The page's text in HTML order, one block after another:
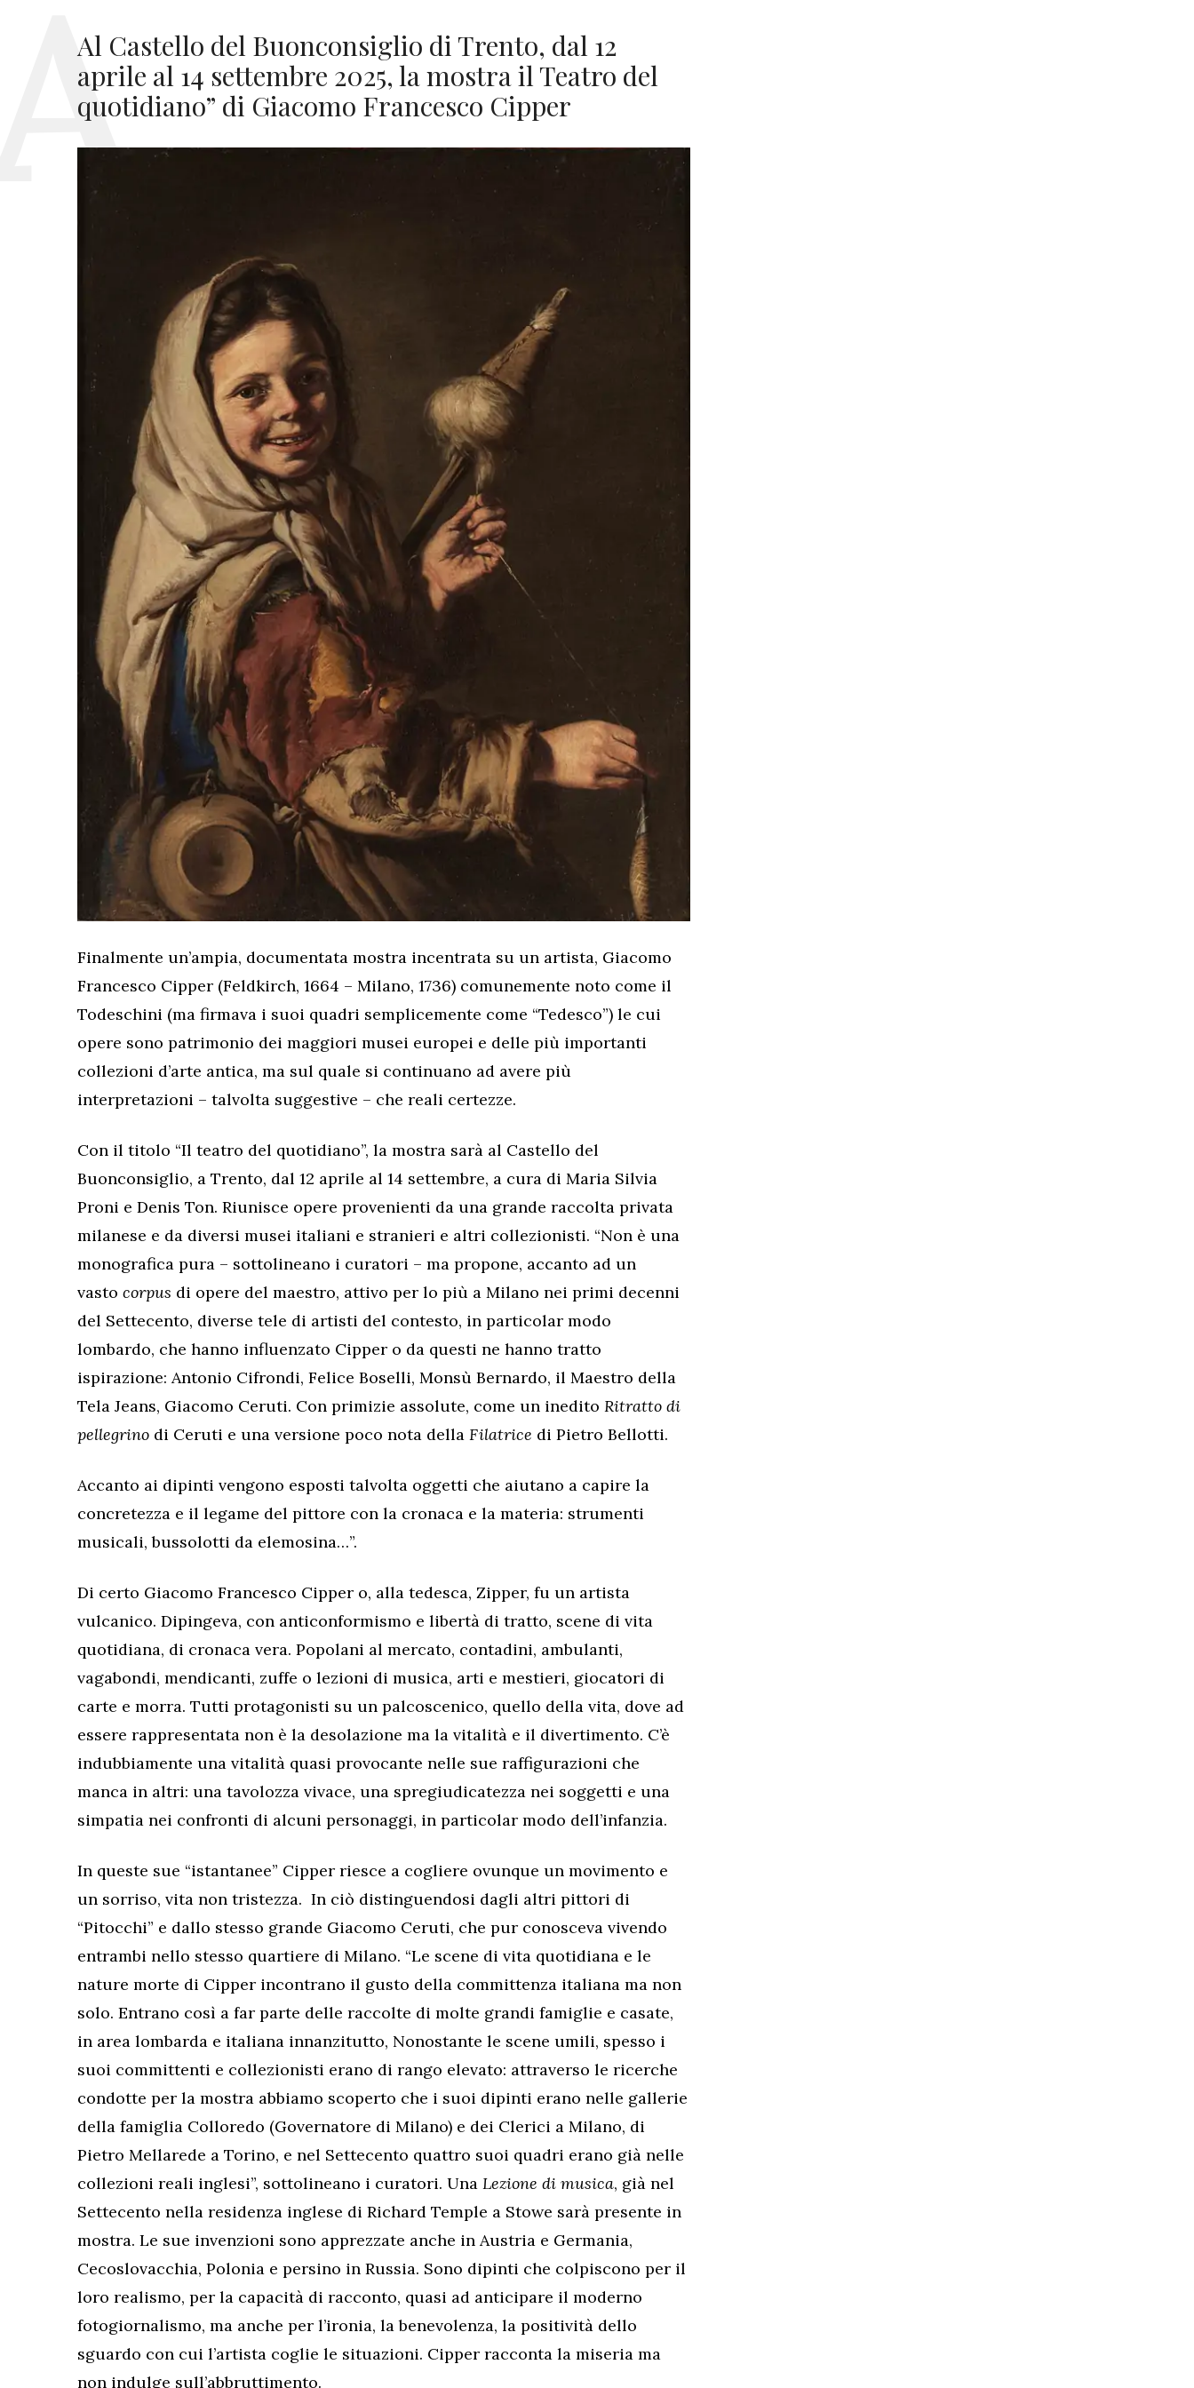
Al Castello del Buonconsiglio di Trento, dal 12
aprile al 14 settembre 2025, la mostra il Teatro del
quotidiano” di Giacomo Francesco Cipper
Finalmente un’ampia, documentata mostra incentrata su un artista, Giacomo
Francesco Cipper (Feldkirch, 1664 – Milano, 1736) comunemente noto come il
Todeschini (ma firmava i suoi quadri semplicemente come “Tedesco”) le cui
opere sono patrimonio dei maggiori musei europei e delle più importanti
collezioni d’arte antica, ma sul quale si continuano ad avere più
interpretazioni – talvolta suggestive – che reali certezze.
Con il titolo “Il teatro del quotidiano”, la mostra sarà al Castello del
Buonconsiglio, a Trento, dal 12 aprile al 14 settembre, a cura di Maria Silvia
Proni e Denis Ton. Riunisce opere provenienti da una grande raccolta privata
milanese e da diversi musei italiani e stranieri e altri collezionisti. “Non è una
monografica pura – sottolineano i curatori – ma propone, accanto ad un
vasto corpus di opere del maestro, attivo per lo più a Milano nei primi decenni
del Settecento, diverse tele di artisti del contesto, in particolar modo
lombardo, che hanno influenzato Cipper o da questi ne hanno tratto
ispirazione: Antonio Cifrondi, Felice Boselli, Monsù Bernardo, il Maestro della
Tela Jeans, Giacomo Ceruti. Con primizie assolute, come un inedito Ritratto di
pellegrino di Ceruti e una versione poco nota della Filatrice di Pietro Bellotti.
Accanto ai dipinti vengono esposti talvolta oggetti che aiutano a capire la
concretezza e il legame del pittore con la cronaca e la materia: strumenti
musicali, bussolotti da elemosina…”.
Di certo Giacomo Francesco Cipper o, alla tedesca, Zipper, fu un artista
vulcanico. Dipingeva, con anticonformismo e libertà di tratto, scene di vita
quotidiana, di cronaca vera. Popolani al mercato, contadini, ambulanti,
vagabondi, mendicanti, zuffe o lezioni di musica, arti e mestieri, giocatori di
carte e morra. Tutti protagonisti su un palcoscenico, quello della vita, dove ad
essere rappresentata non è la desolazione ma la vitalità e il divertimento. C’è
indubbiamente una vitalità quasi provocante nelle sue raffigurazioni che
manca in altri: una tavolozza vivace, una spregiudicatezza nei soggetti e una
simpatia nei confronti di alcuni personaggi, in particolar modo dell’infanzia.
In queste sue “istantanee” Cipper riesce a cogliere ovunque un movimento e
un sorriso, vita non tristezza. In ciò distinguendosi dagli altri pittori di
“Pitocchi” e dallo stesso grande Giacomo Ceruti, che pur conosceva vivendo
entrambi nello stesso quartiere di Milano. “Le scene di vita quotidiana e le
nature morte di Cipper incontrano il gusto della committenza italiana ma non
solo. Entrano così a far parte delle raccolte di molte grandi famiglie e casate,
in area lombarda e italiana innanzitutto, Nonostante le scene umili, spesso i
suoi committenti e collezionisti erano di rango elevato: attraverso le ricerche
condotte per la mostra abbiamo scoperto che i suoi dipinti erano nelle gallerie
della famiglia Colloredo (Governatore di Milano) e dei Clerici a Milano, di
Pietro Mellarede a Torino, e nel Settecento quattro suoi quadri erano già nelle
collezioni reali inglesi”, sottolineano i curatori. Una Lezione di musica, già nel
Settecento nella residenza inglese di Richard Temple a Stowe sarà presente in
mostra. Le sue invenzioni sono apprezzate anche in Austria e Germania,
Cecoslovacchia, Polonia e persino in Russia. Sono dipinti che colpiscono per il
loro realismo, per la capacità di racconto, quasi ad anticipare il moderno
fotogiornalismo, ma anche per l’ironia, la benevolenza, la positività dello
sguardo con cui l’artista coglie le situazioni. Cipper racconta la miseria ma
non indulge sull’abbruttimento.